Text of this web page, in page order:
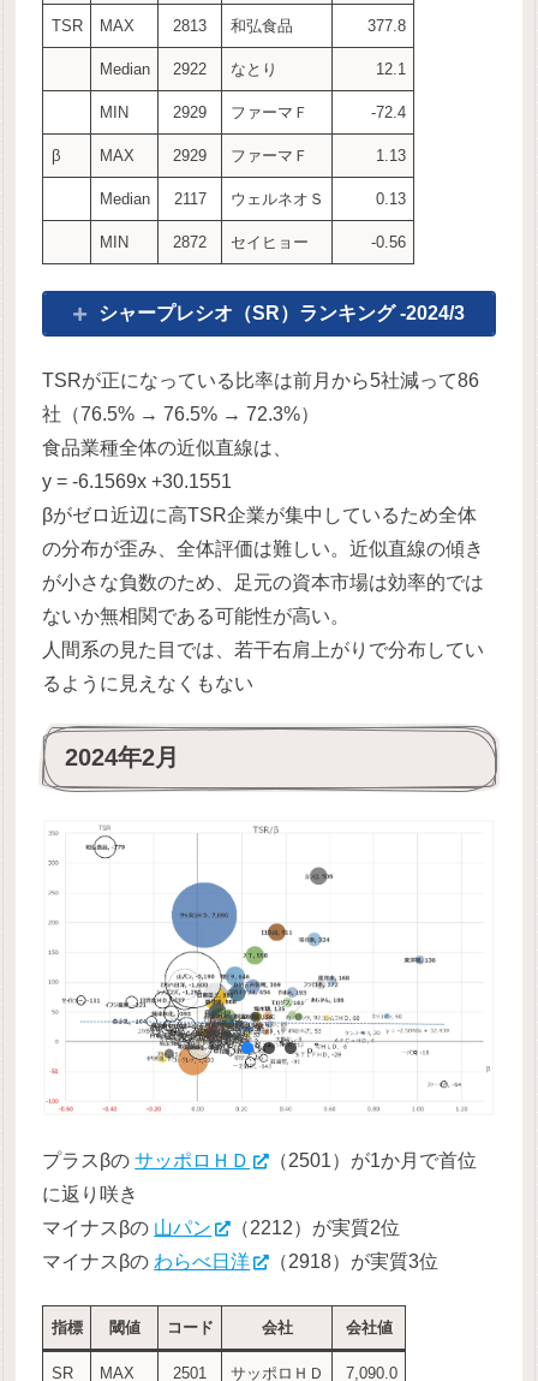
TSR MAX 2813 和弘食品 377.8
Median 2922 なとり 12.1
MIN 2929 ファーマＦ -72.4
β MAX 2929 ファーマＦ 1.13
Median 2117 ウェルネオＳ 0.13
MIN 2872 セイヒョー -0.56
シャープレシオ（SR）ランキング -2024/3
TSRが正になっている比率は前月から5社減って86
社（76.5% → 76.5% → 72.3%）
食品業種全体の近似直線は、
y = -6.1569x +30.1551
βがゼロ近辺に高TSR企業が集中しているため全体
の分布が歪み、全体評価は難しい。近似直線の傾き
が小さな負数のため、足元の資本市場は効率的では
ないか無相関である可能性が高い。
人間系の見た目では、若干右肩上がりで分布してい
るように見えなくもない
2024年2月
プラスβのサッポロＨＤ
（2501）が1か月で首位
に返り咲き
マイナスβの 山パン
（2212）が実質2位
マイナスβの わらべ日洋 （2918）が実質3位
指標 閾値 コード 会社 会社値
SR MAX 2501 サッポロＨＤ 7,090.0